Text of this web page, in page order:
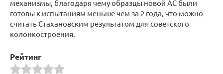
механизмы, благодаря чему образцы новой АС были
готовы к испытаниям меньше чем за 2 года, что можно
считать Стахановским результатом для советского
колонкостроения.
Рейтинг